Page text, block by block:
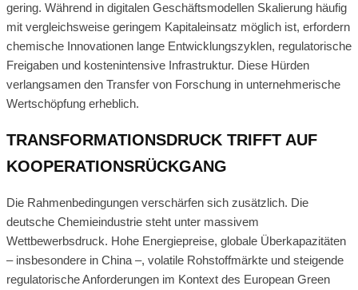
gering. Während in digitalen Geschäftsmodellen Skalierung häufig
mit vergleichsweise geringem Kapitaleinsatz möglich ist, erfordern
chemische Innovationen lange Entwicklungszyklen, regulatorische
Freigaben und kostenintensive Infrastruktur. Diese Hürden
verlangsamen den Transfer von Forschung in unternehmerische
Wertschöpfung erheblich.
TRANSFORMATIONSDRUCK TRIFFT AUF
KOOPERATIONSRÜCKGANG
Die Rahmenbedingungen verschärfen sich zusätzlich. Die
deutsche Chemieindustrie steht unter massivem
Wettbewerbsdruck. Hohe Energiepreise, globale Überkapazitäten
– insbesondere in China –, volatile Rohstoffmärkte und steigende
regulatorische Anforderungen im Kontext des European Green